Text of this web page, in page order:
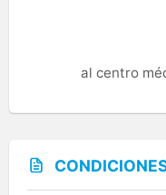
al centro